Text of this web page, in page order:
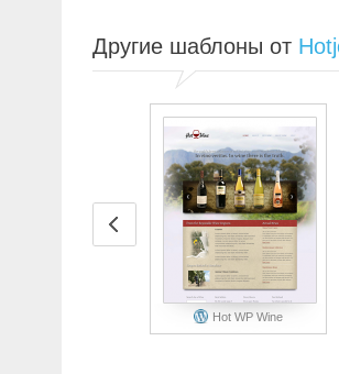
Другие шаблоны от
Hot WP Wine